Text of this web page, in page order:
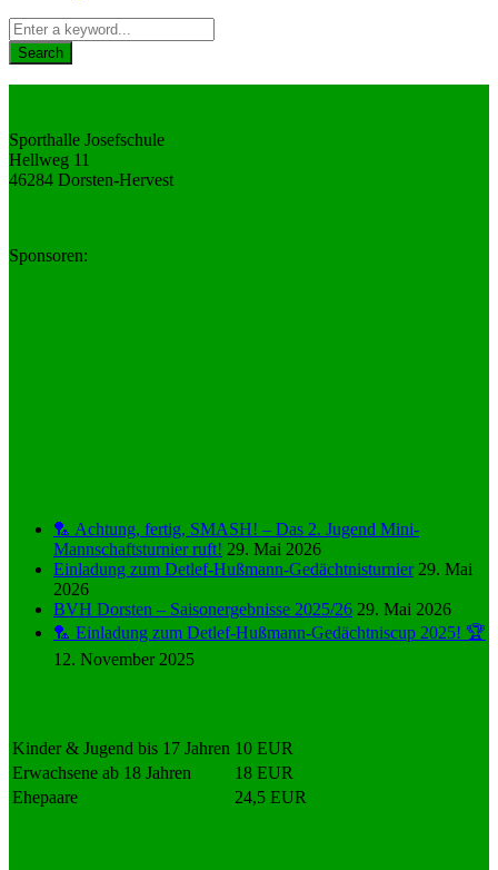
Sporthalle Josefschule
Hellweg 11
46284 Dorsten-Hervest
Sponsoren:
🏸 Achtung, fertig, SMASH! – Das 2. Jugend Mini-
Mannschaftsturnier ruft! 29. Mai 2026
Einladung zum Detlef-Hußmann-Gedächtnisturnier 29. Mai
2026
BVH Dorsten – Saisonergebnisse 2025/26 29. Mai 2026
🏸 Einladung zum Detlef-Hußmann-Gedächtniscup 2025! 🏆
12. November 2025
Kinder & Jugend bis 17 Jahren 10 EUR
Erwachsene ab 18 Jahren
18 EUR
Ehepaare
24,5 EUR